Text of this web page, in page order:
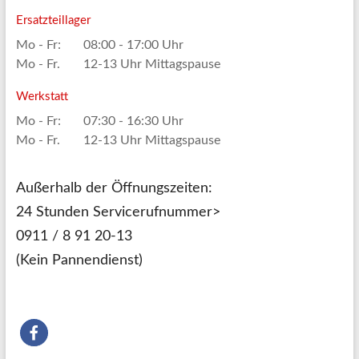
Ersatzteillager
Mo - Fr:
08:00 - 17:00 Uhr
Mo - Fr.
12-13 Uhr Mittagspause
Werkstatt
Mo - Fr:
07:30 - 16:30 Uhr
Mo - Fr.
12-13 Uhr Mittagspause
Außerhalb der Öffnungszeiten:
24 Stunden Servicerufnummer>
0911 / 8 91 20-13
(Kein Pannendienst)